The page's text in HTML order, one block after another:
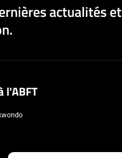
actualités et
l'ABFT